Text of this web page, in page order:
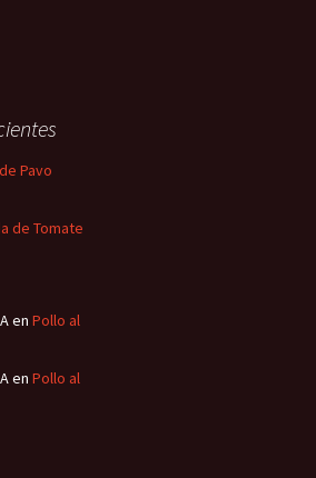
Pavo
de Tomate
en Pollo al
en Pollo al